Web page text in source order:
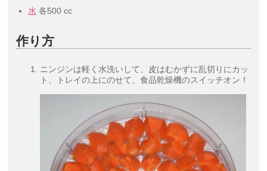
水 各500 cc
作り方
ニンジンは軽く水洗いして、皮はむかずに乱切りにカッ
ト、トレイの上にのせて、食品乾燥機のスイッチオン！